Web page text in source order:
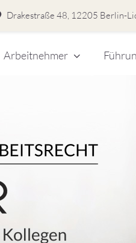
Drakestraße 48, 12205 Berlin-
Arbeitnehmer
Dr.
Reichert